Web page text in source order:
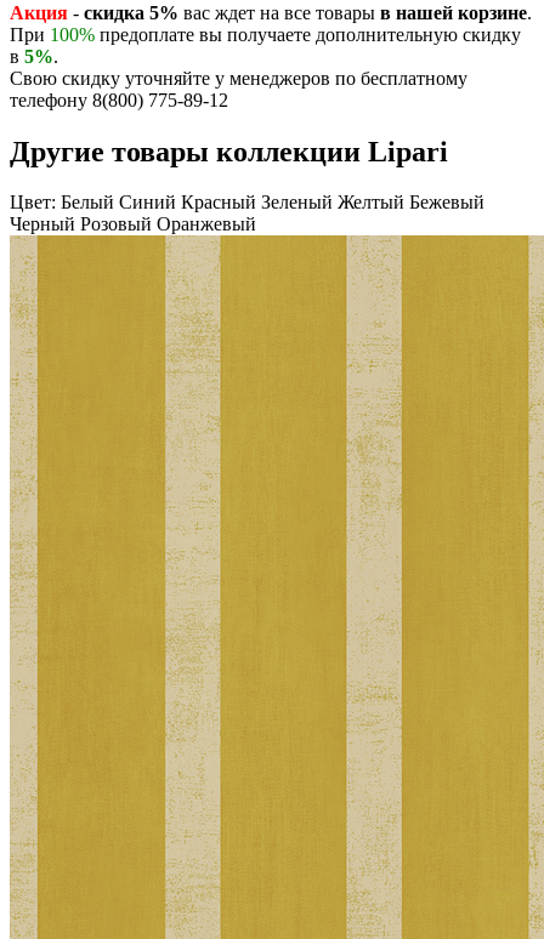
Акция - скидка 5% вас ждет на все товары в нашей корзине.
При 100% предоплате вы получаете дополнительную скидку
в 5%.
Свою скидку уточняйте у менеджеров по бесплатному
телефону 8(800) 775-89-12
Другие товары коллекции Lipari
Цвет: Белый Синий Красный Зеленый Желтый Бежевый
Черный Розовый Оранжевый